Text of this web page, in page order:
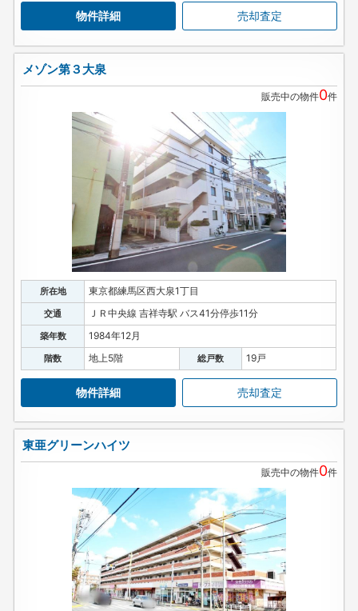
物件詳細 売却査定
メゾン第３大泉
販売中の物件0件
所在地 東京都練馬区西大泉1丁目
交通 ＪＲ中央線 吉祥寺駅 バス41分停歩11分
築年数 1984年12月
階数 地上5階 総戸数 19戸
物件詳細 売却査定
東亜グリーンハイツ
販売中の物件0件